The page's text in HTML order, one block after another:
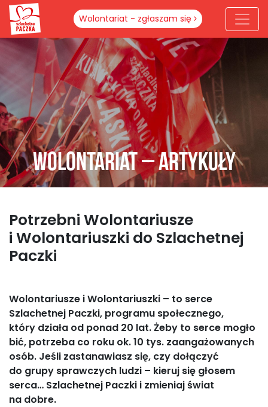
Wolontariat - zgłaszam się
Wolontariat – Artykuły
Potrzebni Wolontariusze
i Wolontariuszki do Szlachetnej
Paczki
Wolontariusze i Wolontariuszki – to serce
Szlachetnej Paczki, programu społecznego,
który działa od ponad 20 lat.Żeby to serce mogło
bić, potrzeba co roku ok. 10 tys. zaangażowanych
osób. Jeśli zastanawiasz się, czy dołączyć
do grupy sprawczych ludzi – kieruj się głosem
serca… Szlachetnej Paczki i zmieniaj świat
na dobre.